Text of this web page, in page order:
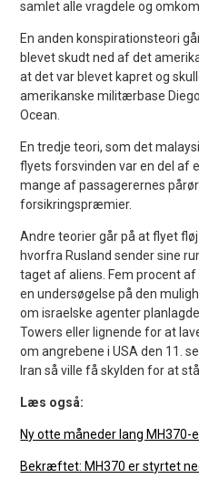
samlet alle vragdele og
En anden konspirationsteori
blevet skudt ned af det
at det var blevet kapret og
amerikanske militærbase
Ocean.
En tredje teori, som det
flyets forsvinden var en del af
mange af passagerernes
forsikringspræmier.
Andre teorier går på at flyet
hvorfra Rusland sender sine
taget af aliens. Fem procent
en undersøgelse på den
om israelske agenter
Towers eller lignende for at
om angrebene i USA den 11.
Iran så ville få skylden for at stå
Læs også:
Ny otte måneder lang MH370-
Bekræftet: MH370 er styrtet